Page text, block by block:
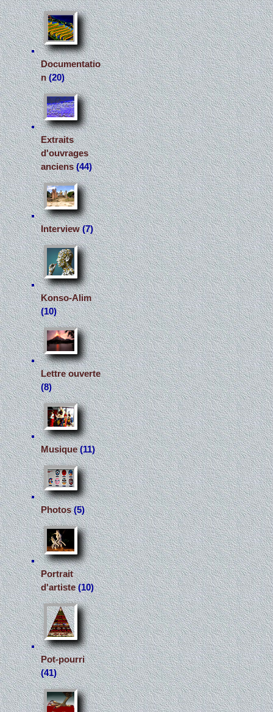
Documentatio
n(20)
Extraits
d'ouvrages
anciens(44)
Interview(7)
Konso-Alim
(10)
Lettre ouverte
(8)
Musique(11)
Photos(5)
Portrait
d'artiste(10)
Pot-pourri
(41)